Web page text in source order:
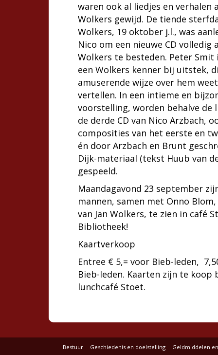
waren ook al liedjes en verhalen
Wolkers gewijd. De tiende
Wolkers, 19 oktober j.l., was
Nico om een nieuwe CD volledig
Wolkers te besteden. Peter Smit
een Wolkers kenner bij uitstek,
amuserende wijze over hem
vertellen. In een intieme en
voorstelling, worden behalve de
de derde CD van Nico Arzbach,
composities van het eerste en
én door Arzbach en Brunt
Dijk-materiaal (tekst Huub van
gespeeld.
Maandagavond 23 september
mannen, samen met Onno
van Jan Wolkers, te zien in café
Bibliotheek!
Kaartverkoop
Entree € 5,= voor Bieb-leden,
Bieb-leden. Kaarten zijn te koop
lunchcafé Stoet.
Bestuur Geschiedenis en doelstelling Geldmiddelen